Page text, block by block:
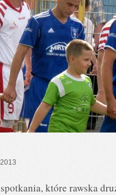
które rawska